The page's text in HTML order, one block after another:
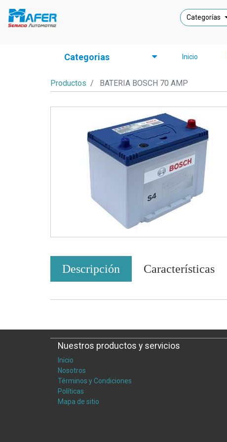
Categorías
Categorias Inicio
Productos BATERIA BOSCH 70 AMP
Descripción Características
Nuestros productos y servicios
Inicio
Nosotros
Términos y Condiciones
Políticas
Mapa de sitio